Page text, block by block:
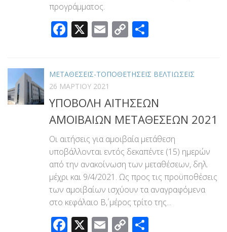
προγράμματος.
Facebook
X Email
Copy
ΜΕΤΑΘΕΣΕΙΣ-ΤΟΠΟΘΕΤΗΣΕΙΣ ΒΕΛΤΙΩΣΕΙΣ
26 ΜΑΡΤΊΟΥ 2021
ΥΠΟΒΟΛΗ ΑΙΤΗΣΕΩΝ
ΑΜΟΙΒΑΙΩΝ ΜΕΤΑΘΕΣΕΩΝ 2021
Οι αιτήσεις για αμοιβαία μετάθεση
υποβάλλονται εντός δεκαπέντε (15) ημερών
από την ανακοίνωση των μεταθέσεων, δηλ.
μέχρι και 9/4/2021. Ως προς τις προϋποθέσεις
των αμοιβαίων ισχύουν τα αναγραφόμενα
στο κεφάλαιο Β΄, μέρος τρίτο της...
Facebook
X Email
Copy